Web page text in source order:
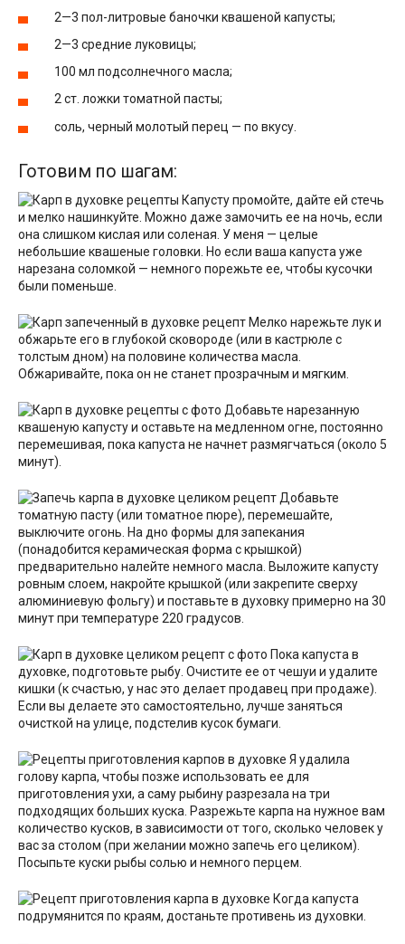
2—3 пол-литровые баночки квашеной капусты;
2—3 средние луковицы;
100 мл подсолнечного масла;
2 ст. ложки томатной пасты;
соль, черный молотый перец — по вкусу.
Готовим по шагам:
Капусту промойте, дайте ей стечь
и мелко нашинкуйте. Можно даже замочить ее на ночь, если
она слишком кислая или соленая. У меня — целые
небольшие квашеные головки. Но если ваша капуста уже
нарезана соломкой — немного порежьте ее, чтобы кусочки
были поменьше.
Мелко нарежьте лук и
обжарьте его в глубокой сковороде (или в кастрюле с
толстым дном) на половине количества масла.
Обжаривайте, пока он не станет прозрачным и мягким.
Добавьте нарезанную
квашеную капусту и оставьте на медленном огне, постоянно
перемешивая, пока капуста не начнет размягчаться (около 5
минут).
Добавьте
томатную пасту (или томатное пюре), перемешайте,
выключите огонь. На дно формы для запекания
(понадобится керамическая форма с крышкой)
предварительно налейте немного масла. Выложите капусту
ровным слоем, накройте крышкой (или закрепите сверху
алюминиевую фольгу) и поставьте в духовку примерно на 30
минут при температуре 220 градусов.
Пока капуста в
духовке, подготовьте рыбу. Очистите ее от чешуи и удалите
кишки (к счастью, у нас это делает продавец при продаже).
Если вы делаете это самостоятельно, лучше заняться
очисткой на улице, подстелив кусок бумаги.
Я удалила
голову карпа, чтобы позже использовать ее для
приготовления ухи, а саму рыбину разрезала на три
подходящих больших куска. Разрежьте карпа на нужное вам
количество кусков, в зависимости от того, сколько человек у
вас за столом (при желании можно запечь его целиком).
Посыпьте куски рыбы солью и немного перцем.
Когда капуста
подрумянится по краям, достаньте противень из духовки.